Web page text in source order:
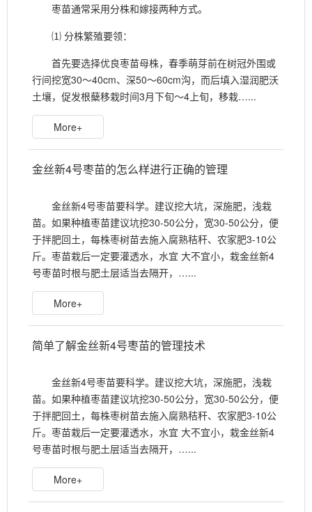
枣苗通常采用分株和嫁接两种方式。
⑴ 分株繁殖要领：
首先要选择优良枣苗母株，春季萌芽前在树冠外围或
行间挖宽30～40cm、深50～60cm沟，而后填入湿润肥沃
土壤，促发根蘖移栽时间3月下旬～4上旬，移栽…...
More+
金丝新4号枣苗的怎么样进行正确的管理
金丝新4号枣苗要科学。建议挖大坑，深施肥，浅栽
苗。如果种植枣苗建议坑挖30-50公分，宽30-50公分，便
于拌肥回土，每株枣树苗去施入腐熟秸秆、农家肥3-10公
斤。枣苗栽后一定要灌透水，水宜 大不宜小，栽金丝新4
号枣苗时根与肥土层适当去隔开，…...
More+
简单了解金丝新4号枣苗的管理技术
金丝新4号枣苗要科学。建议挖大坑，深施肥，浅栽
苗。如果种植枣苗建议坑挖30-50公分，宽30-50公分，便
于拌肥回土，每株枣树苗去施入腐熟秸秆、农家肥3-10公
斤。枣苗栽后一定要灌透水，水宜 大不宜小，栽金丝新4
号枣苗时根与肥土层适当去隔开，…...
More+